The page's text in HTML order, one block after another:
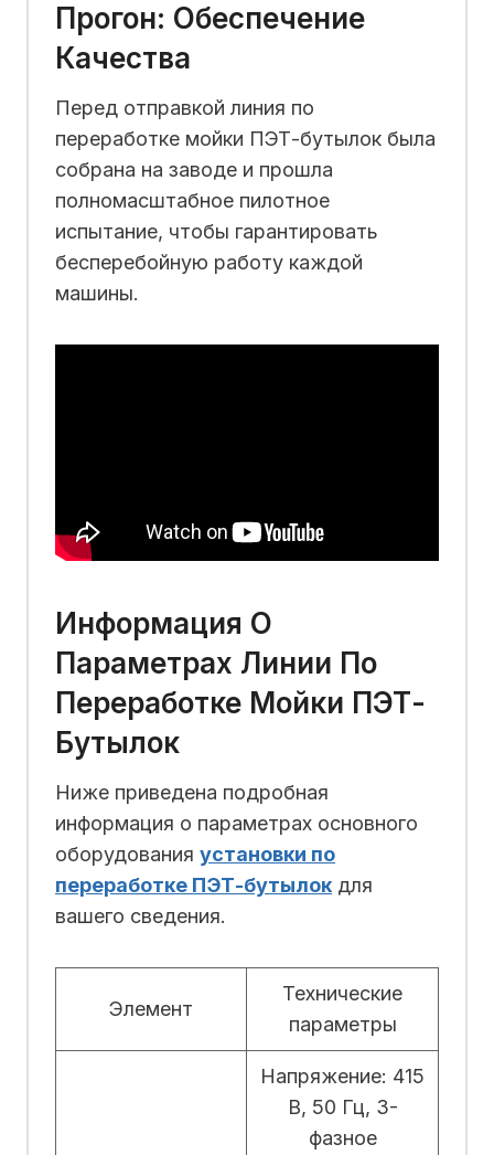
Прогон: Обеспечение
Качества
Перед отправкой линия по
переработке мойки ПЭТ-бутылок была
собрана на заводе и прошла
полномасштабное пилотное
испытание, чтобы гарантировать
бесперебойную работу каждой
машины.
Информация О
Параметрах Линии По
Переработке Мойки ПЭТ-
Бутылок
Ниже приведена подробная
информация о параметрах основного
оборудования установки по
переработке ПЭТ-бутылок для
вашего сведения.
Элемент
Технические
параметры
Напряжение: 415
В, 50 Гц, 3-
фазное